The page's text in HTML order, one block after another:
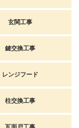
玄関工事
鍵交換工事
レンジフード
柱交換工事